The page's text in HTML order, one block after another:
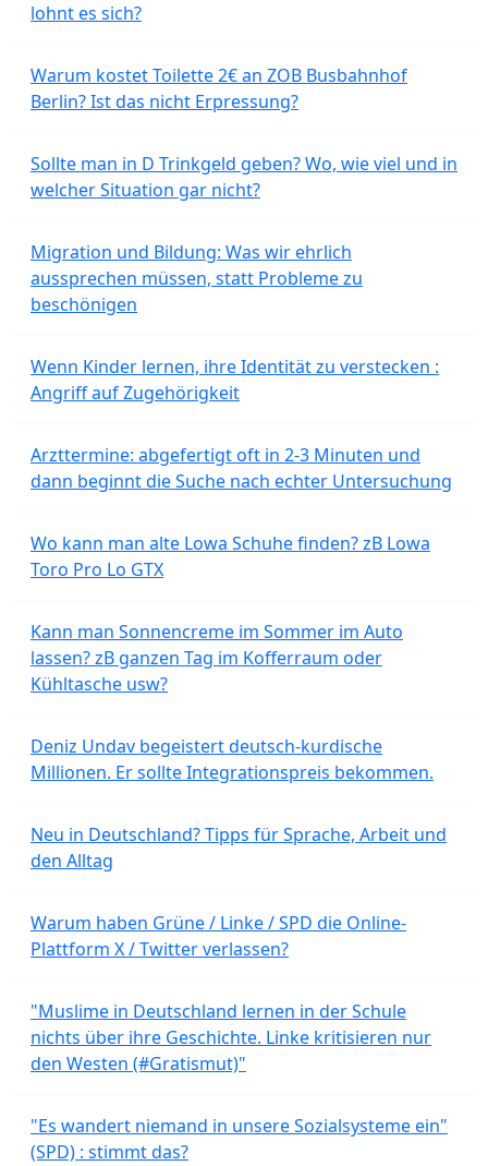
lohnt es sich?
Warum kostet Toilette 2€ an ZOB Busbahnhof
Berlin? Ist das nicht Erpressung?
Sollte man in D Trinkgeld geben? Wo, wie viel und in
welcher Situation gar nicht?
Migration und Bildung: Was wir ehrlich
aussprechen müssen, statt Probleme zu
beschönigen
Wenn Kinder lernen, ihre Identität zu verstecken :
Angriff auf Zugehörigkeit
Arzttermine: abgefertigt oft in 2-3 Minuten und
dann beginnt die Suche nach echter Untersuchung
Wo kann man alte Lowa Schuhe finden? zB Lowa
Toro Pro Lo GTX
Kann man Sonnencreme im Sommer im Auto
lassen? zB ganzen Tag im Kofferraum oder
Kühltasche usw?
Deniz Undav begeistert deutsch-kurdische
Millionen. Er sollte Integrationspreis bekommen.
Neu in Deutschland? Tipps für Sprache, Arbeit und
den Alltag
Warum haben Grüne / Linke / SPD die Online-
Plattform X / Twitter verlassen?
"Muslime in Deutschland lernen in der Schule
nichts über ihre Geschichte. Linke kritisieren nur
den Westen (#Gratismut)"
"Es wandert niemand in unsere Sozialsysteme ein"
(SPD) : stimmt das?